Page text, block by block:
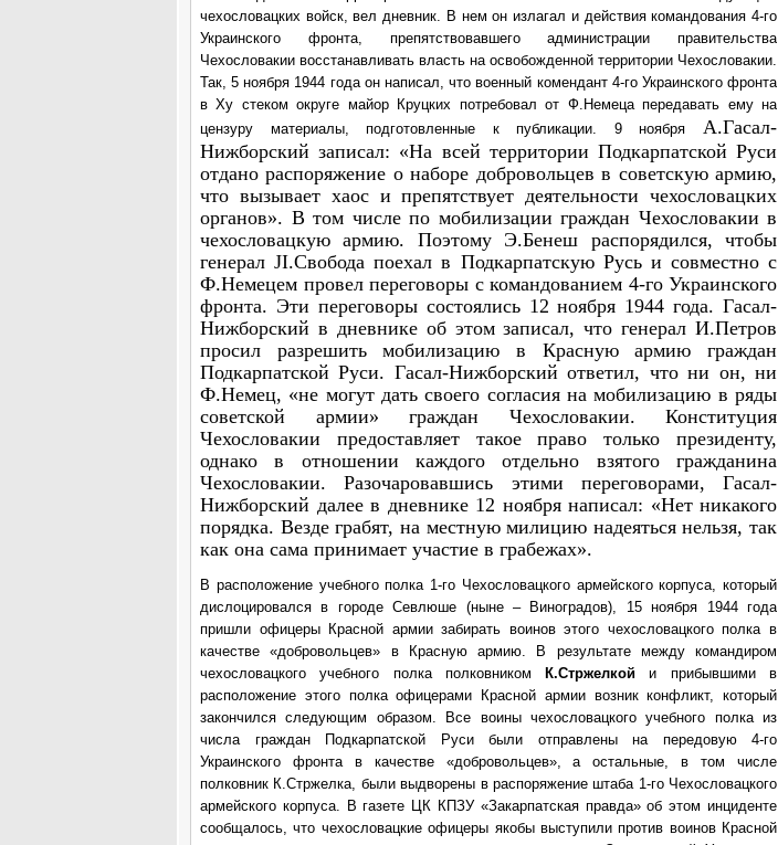
чехословацких войск, вел дневник. В нем он излагал и действия командования 4-го
Украинского фронта, препятствовавшего администрации правительства
Чехословакии восстанавливать власть на освобожденной территории Чехословакии.
Так, 5 ноября 1944 года он написал, что военный комендант 4-го Украинского фронта
в Ху стеком округе майор Круцких потребовал от Ф.Немеца передавать ему на
цензуру материалы, подготовленные к публикации. 9 ноября А.Гасал-
Нижборский записал: «На всей территории Подкарпатской Руси
отдано распоряжение о наборе добровольцев в советскую армию,
что вызывает хаос и препятствует деятельности чехословацких
органов». В том числе по мобилизации граждан Чехословакии в
чехословацкую армию. Поэтому Э.Бенеш распорядился, чтобы
генерал JI.Свобода поехал в Подкарпатскую Русь и совместно с
Ф.Немецем провел переговоры с командованием 4-го Украинского
фронта. Эти переговоры состоялись 12 ноября 1944 года. Гасал-
Нижборский в дневнике об этом записал, что генерал И.Петров
просил разрешить мобилизацию в Красную армию граждан
Подкарпатской Руси. Гасал-Нижборский ответил, что ни он, ни
Ф.Немец, «не могут дать своего согласия на мобилизацию в ряды
советской армии» граждан Чехословакии. Конституция
Чехословакии предоставляет такое право только президенту,
однако в отношении каждого отдельно взятого гражданина
Чехословакии. Разочаровавшись этими переговорами, Гасал-
Нижборский далее в дневнике 12 ноября написал: «Нет никакого
порядка. Везде грабят, на местную милицию надеяться нельзя, так
как она сама принимает участие в грабежах».
В расположение учебного полка 1-го Чехословацкого армейского корпуса, который
дислоцировался в городе Севлюше (ныне – Виноградов), 15 ноября 1944 года
пришли офицеры Красной армии забирать воинов этого чехословацкого полка в
качестве «добровольцев» в Красную армию. В результате между командиром
чехословацкого учебного полка полковником
К.Стржелкой
и прибывшими в
расположение этого полка офицерами Красной армии возник конфликт, который
закончился следующим образом. Все воины чехословацкого учебного полка из
числа граждан Подкарпатской Руси были отправлены на передовую 4-го
Украинского фронта в качестве «добровольцев», а остальные, в том числе
полковник К.Стржелка, были выдворены в распоряжение штаба 1-го Чехословацкого
армейского корпуса. В газете ЦК КПЗУ «Закарпатская правда» об этом инциденте
сообщалось, что чехословацкие офицеры якобы выступили против воинов Красной